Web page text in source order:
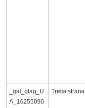
_gat_gtag_U
A_16255090
Tretia strana